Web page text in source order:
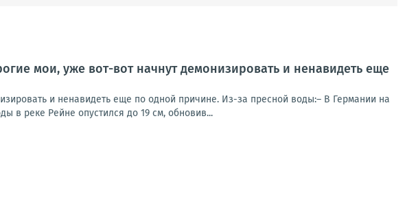
мои, уже вот-вот начнут демонизировать и ненавидеть еще
и ненавидеть еще по одной причине. Из-за пресной воды:– В Германии на
в реке Рейне опустился до 19 см, обновив...